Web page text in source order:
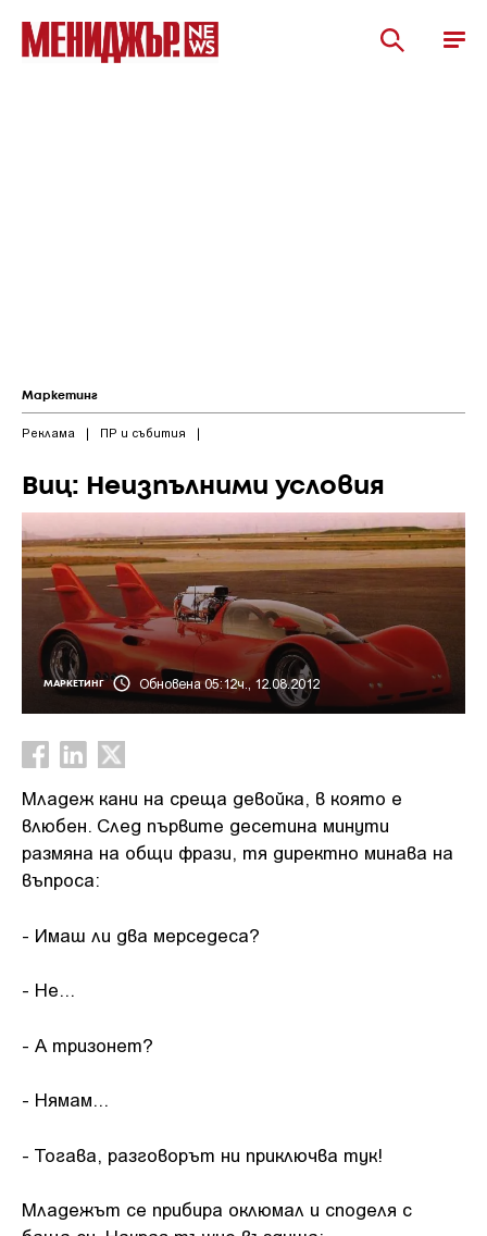
Маркетинг
Реклама | ПР и събития |
Виц: Неизпълними условия
МАРКЕТИНГ Обновена 05:12ч., 12.08.2012
Младеж кани на среща девойка, в която е
влюбен. След първите десетина минути
размяна на общи фрази, тя директно минава на
въпроса:
- Имаш ли два мерседеса?
- Не...
- А тризонет?
- Нямам...
- Тогава, разговорът ни приключва тук!
Младежът се прибира оклюмал и споделя с